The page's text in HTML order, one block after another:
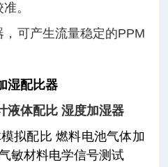
。
可产生流量稳定的PPM
湿配比器
液体配比 湿度加湿器
拟配比 燃料电池气体加
敏材料电学信号测试